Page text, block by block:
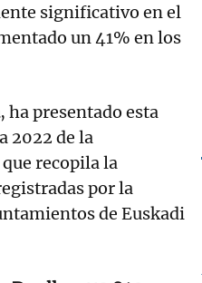
significativo en el
un 41% en los
, ha presentado esta
2022 de la
recopila la
por la
de Euskadi